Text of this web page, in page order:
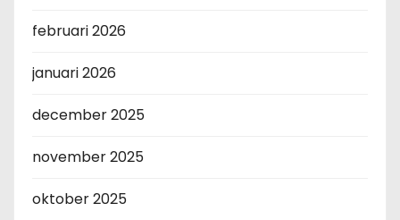
februari 2026
januari 2026
december 2025
november 2025
oktober 2025